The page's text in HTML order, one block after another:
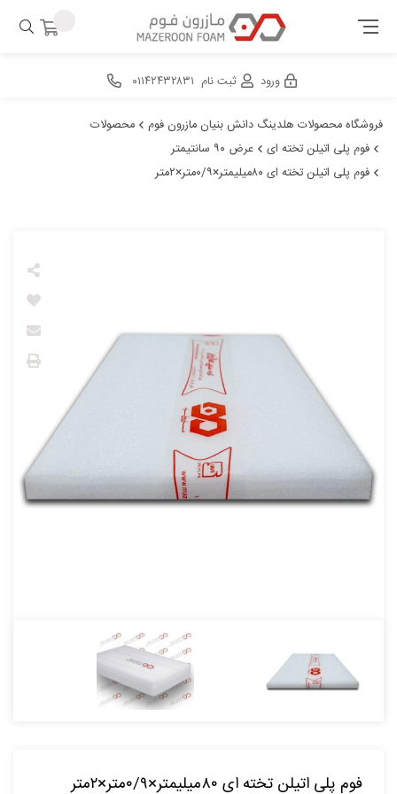
ورود ثبت نام ۰۱۱۴۲۴۳۲۸۳۱
فروشگاه محصولات هلدینگ دانش بنیان مازرون فوم
محصولات
فوم پلی اتیلن تخته ای
عرض ۹۰ سانتیمتر
فوم پلی اتیلن تخته ای ۸۰میلیمتر×۰/۹متر×۲متر
فوم پلی اتیلن تخته ای ۸۰میلیمتر×۰/۹متر×۲متر